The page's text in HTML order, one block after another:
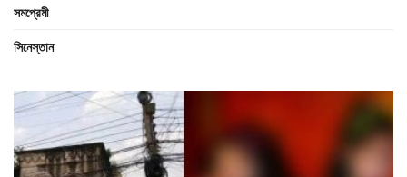
সমপ্রেমী
সিনেস্তান